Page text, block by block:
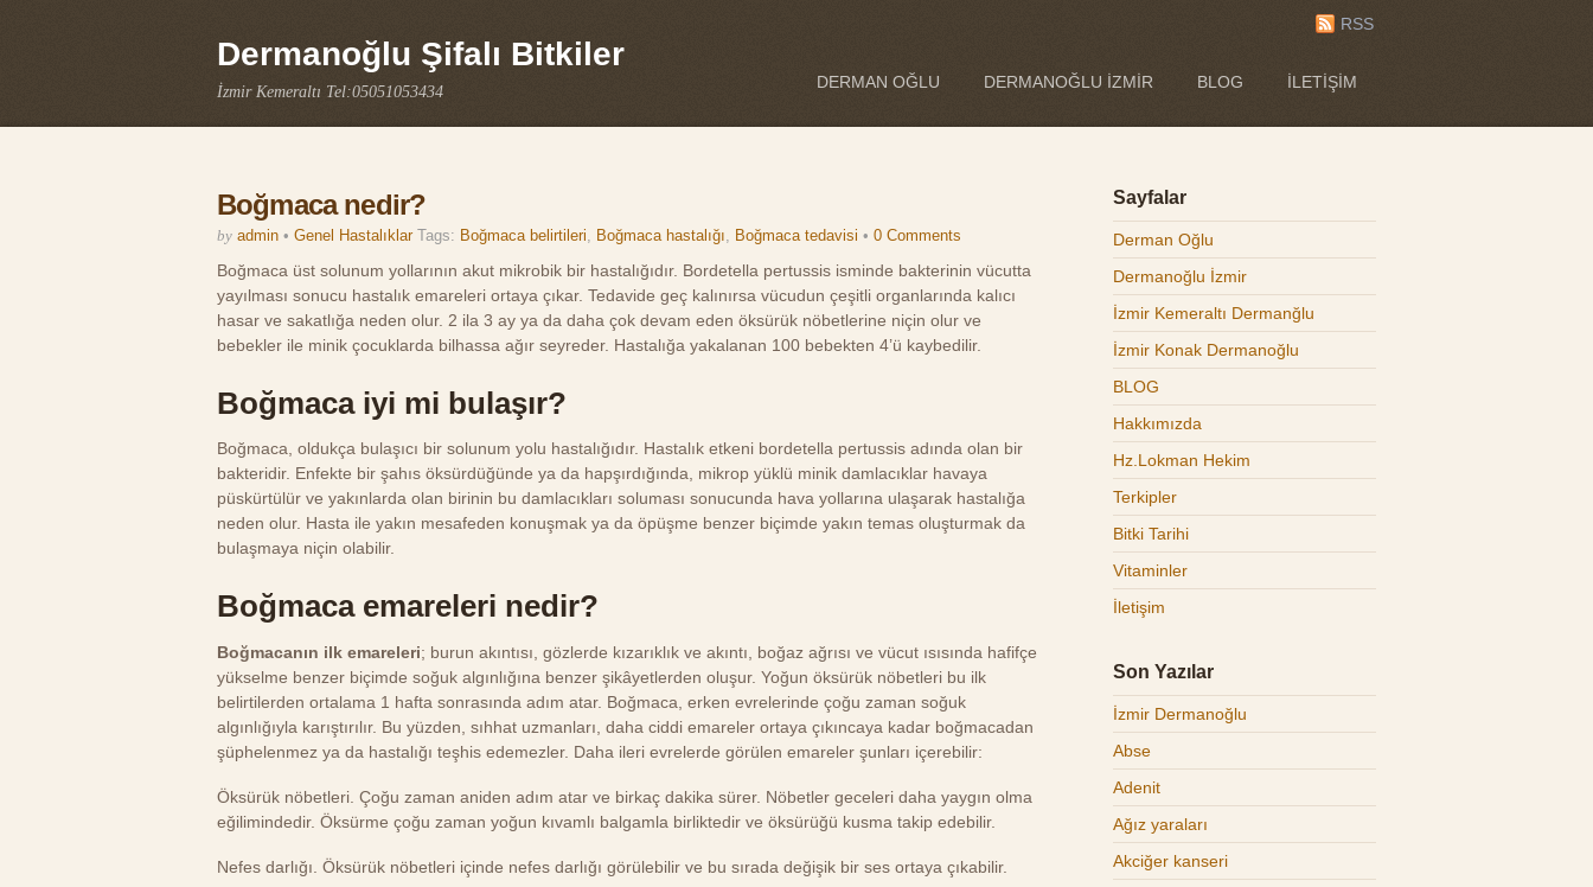
Dermanoğlu Şifalı Bitkiler
İzmir Kemeraltı Tel:05051053434
DERMAN OĞLU DERMANOĞLU İZMIR BLOG İLETIŞIM
RSS
Boğmaca nedir?
by admin • Genel Hastalıklar Tags: Boğmaca belirtileri, Boğmaca hastalığı, Boğmaca tedavisi • 0 Comments
Boğmaca üst solunum yollarının akut mikrobik bir hastalığıdır. Bordetella pertussis isminde bakterinin vücutta
yayılması sonucu hastalık emareleri ortaya çıkar. Tedavide geç kalınırsa vücudun çeşitli organlarında kalıcı
hasar ve sakatlığa neden olur. 2 ila 3 ay ya da daha çok devam eden öksürük nöbetlerine niçin olur ve
bebekler ile minik çocuklarda bilhassa ağır seyreder. Hastalığa yakalanan 100 bebekten 4’ü kaybedilir.
Boğmaca iyi mi bulaşır?
Boğmaca, oldukça bulaşıcı bir solunum yolu hastalığıdır. Hastalık etkeni bordetella pertussis adında olan bir
bakteridir. Enfekte bir şahıs öksürdüğünde ya da hapşırdığında, mikrop yüklü minik damlacıklar havaya
püskürtülür ve yakınlarda olan birinin bu damlacıkları soluması sonucunda hava yollarına ulaşarak hastalığa
neden olur. Hasta ile yakın mesafeden konuşmak ya da öpüşme benzer biçimde yakın temas oluşturmak da
bulaşmaya niçin olabilir.
Boğmaca emareleri nedir?
Boğmacanın ilk emareleri; burun akıntısı, gözlerde kızarıklık ve akıntı, boğaz ağrısı ve vücut ısısında hafifçe
yükselme benzer biçimde soğuk algınlığına benzer şikâyetlerden oluşur. Yoğun öksürük nöbetleri bu ilk
belirtilerden ortalama 1 hafta sonrasında adım atar. Boğmaca, erken evrelerinde çoğu zaman soğuk
algınlığıyla karıştırılır. Bu yüzden, sıhhat uzmanları, daha ciddi emareler ortaya çıkıncaya kadar boğmacadan
şüphelenmez ya da hastalığı teşhis edemezler. Daha ileri evrelerde görülen emareler şunları içerebilir:
Öksürük nöbetleri. Çoğu zaman aniden adım atar ve birkaç dakika sürer. Nöbetler geceleri daha yaygın olma
eğilimindedir. Öksürme çoğu zaman yoğun kıvamlı balgamla birliktedir ve öksürüğü kusma takip edebilir.
Nefes darlığı. Öksürük nöbetleri içinde nefes darlığı görülebilir ve bu sırada değişik bir ses ortaya çıkabilir.
Sayfalar
Derman Oğlu
Dermanoğlu İzmir
İzmir Kemeraltı Dermanğlu
İzmir Konak Dermanoğlu
BLOG
Hakkımızda
Hz.Lokman Hekim
Terkipler
Bitki Tarihi
Vitaminler
İletişim
Son Yazılar
İzmir Dermanoğlu
Abse
Adenit
Ağız yaraları
Akciğer kanseri